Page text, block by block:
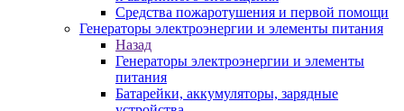
Средства пожаротушения и первой помощи
Генераторы электроэнергии и элементы питания
Назад
Генераторы электроэнергии и элементы
питания
Батарейки, аккумуляторы, зарядные